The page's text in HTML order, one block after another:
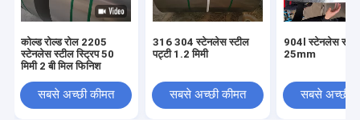
कोल्ड रोल्ड रोल 2205
स्टेनलेस स्टील स्ट्रिप 50
मिमी 2 बी मिल फिनिश
सबसे अच्छी कीमत
316 304 स्टेनलेस स्टील
पट्टी 1.2 मिमी
सबसे अच्छी कीमत
904l स्टेनलेस
25mm
सबसे अच्छी